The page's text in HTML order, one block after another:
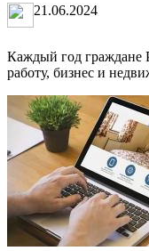
21.06.2024
Каждый год граждане
работу, бизнес и